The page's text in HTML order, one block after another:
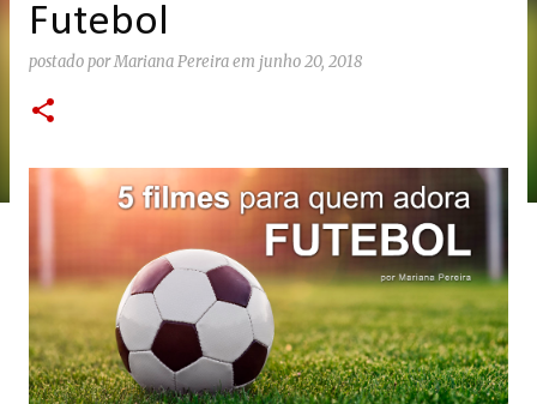
Futebol
postado porMariana Pereiraem junho 20, 2018